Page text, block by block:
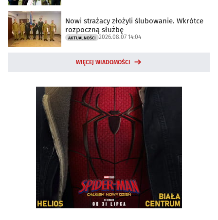
Nowi strażacy złożyli ślubowanie. Wkrótce
rozpoczną służbę
AKTUALNOŚCI 2026.08.07 14:04
WIĘCEJ WIADOMOŚCI